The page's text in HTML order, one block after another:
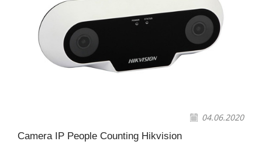
04.06.2020
Camera IP People Counting Hikvision